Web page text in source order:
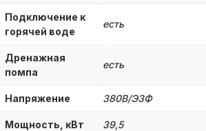
Подключение к
горячей воде
есть
Дренажная
помпа
есть
Напряжение 380B/Э3Ф
Мощность, кВт 39,5